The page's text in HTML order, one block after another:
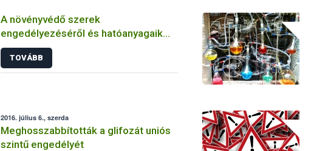
A növényvédő szerek
engedélyezéséről és hatóanyagaik
vizsgálatáról
TOVÁBB
2016. július 6., szerda
Meghosszabbították a glifozát uniós
szintű engedélyét